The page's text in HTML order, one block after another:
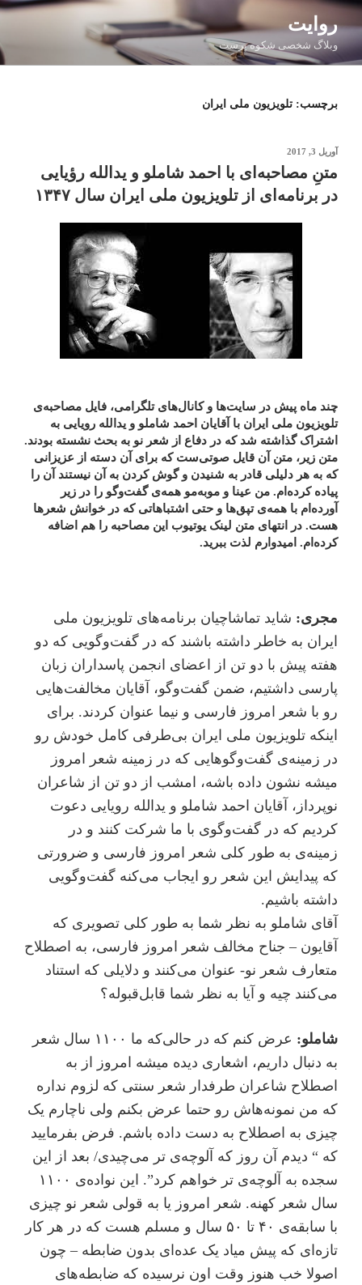
رفتن
به
محتوا
روایت
وبلاگ شخصی شکوه پرست
برچسب: تلویزیون ملی ایران
نوشته‌شده
آوریل 3, 2017
متنِ‌ مصاحبه‌ای با احمد شاملو و یدالله رؤیایی
در برنامه‌ای از تلویزیون ملی ایران سال ۱۳۴۷
چند ماه پیش در سایت‌ها و کانال‌های تلگرامی، فایل مصاحبه‌ی
تلویزیون ملی ایران با آقایان احمد شاملو و یدالله رویایی به
اشتراک گذاشته شد که در دفاع از شعر نو به بحث نشسته بودند.
متن زیر، متن آن قایل صوتی‌ست که برای آن دسته از عزیزانی
که به هر دلیلی قادر به شنیدن و گوش کردن به آن نیستند آن را
پیاده کرده‌ام. من عینا و مو‌به‌مو همه‌ی گفت‌و‌گو را در زیر
آورده‌ام با همه‌ی تپق‌ها و حتی اشتباهاتی که در خوانش شعرها
هست. در انتهای متن لینک یوتیوب این مصاحبه را هم اضافه
کرده‌ام. امیدوارم لذت ببرید.
مجری: شاید تماشاچیان برنامه‌های تلویزیون ملی
ایران به خاطر داشته باشند که در گفت‌و‌گویی که دو
هفته پیش با دو تن از اعضای انجمن پاسداران زبان
پارسی داشتیم، ضمن گفت‌و‌گو، آقایان مخالفت‌هایی
رو با شعر امروز فارسی و نیما عنوان کردند. برای
اینکه تلویزیون ملی ایران بی‌طرفی کامل خودش رو
در زمینه‌ی گفت‌و‌گوهایی که در زمینه شعر امروز
میشه نشون داده باشه، امشب از دو تن از شاعران
نوپرداز، آقایان احمد شاملو و یدالله رویایی دعوت
کردیم که در گفت‌و‌گوی با ما شرکت کنند و در
زمینه‌ی به طور کلی شعر امروز فارسی و ضرورتی
که پیدایش این شعر رو ایجاب می‌کنه گفت‌و‌گویی
داشته باشیم.
آقای شاملو به نظر شما به طور کلی تصویری که
آقایون – جناح مخالف شعر امروز فارسی، به اصطلاح
متعارف شعر نو- عنوان می‌کنند و دلایلی که استناد
می‌کنند چیه و آیا به نظر شما قابل‌قبوله؟
شاملو:
عرض کنم که در حالی‌که ما ۱۱۰۰ سال شعر
به دنبال داریم، اشعاری دیده میشه امروز از به
اصطلاح شاعران طرفدار شعر سنتی که لزوم نداره
که من نمونه‌هاش رو حتما عرض بکنم ولی ناچارم یک
چیزی به اصطلاح به دست داده باشم. فرض بفرمایید
که “ دیدم آن روز که آلوچه‌ی تر می‌چیدی/ بعد از این
سجده به آلوچه‌ی تر خواهم کرد”. این نواده‌ی ۱۱۰۰
سال شعر کهنه. شعر امروز یا به قولی شعر نو چیزی
با سابقه‌ی ۴۰ تا ۵۰ سال و مسلم هست که در هر کار
تازه‌ای که پیش میاد یک عده‌ای بدون ضابطه – چون
اصولا خب هنوز وقت اون نرسیده که ضابطه‌های